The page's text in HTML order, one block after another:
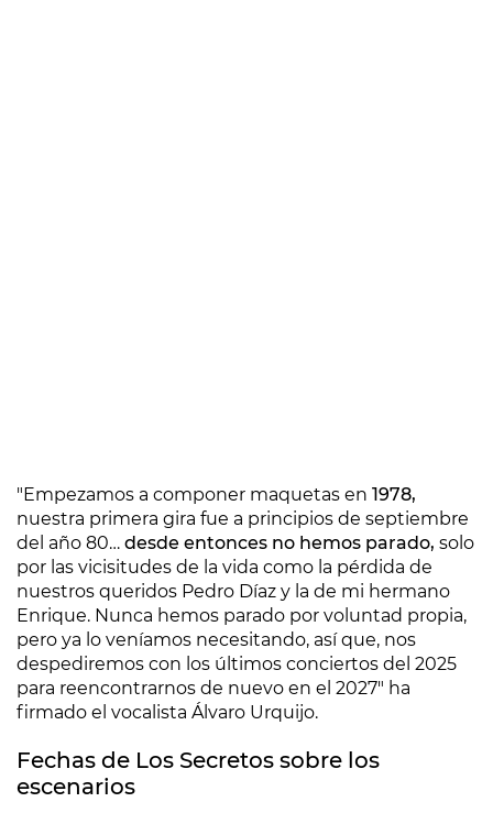
"Empezamos a componer maquetas en 1978,
nuestra primera gira fue a principios de septiembre
del año 80… desde entonces no hemos parado, solo
por las vicisitudes de la vida como la pérdida de
nuestros queridos Pedro Díaz y la de mi hermano
Enrique. Nunca hemos parado por voluntad propia,
pero ya lo veníamos necesitando, así que, nos
despediremos con los últimos conciertos del 2025
para reencontrarnos de nuevo en el 2027" ha
firmado el vocalista Álvaro Urquijo.
Fechas de Los Secretos sobre los
escenarios